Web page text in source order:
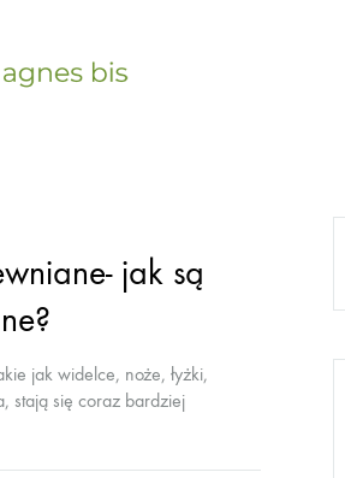
jak są
jak widelce, noże, łyżki,
stają się coraz bardziej
ekologicznych